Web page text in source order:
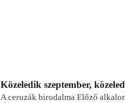
Közeledik szeptember,
A ceruzák birodalma Előző